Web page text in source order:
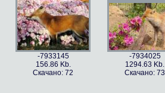
фото (19)
Kb.
65
-7933145
156.86 Kb.
Скачано: 72
-7934025
1294.63 Kb.
Скачано: 73